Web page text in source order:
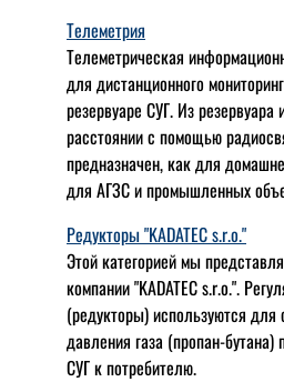
Телеметрия
Телеметрическая
для дистанционного
резервуаре СУГ. Из
расстоянии с помощью
предназначен, как для
для АГЗС и промышленных
Редукторы "KADATEC s.r.o."
Этой категорией мы
компании "KADATEC s.r.o.".
(редукторы) используются для
давления газа (пропан-
СУГ к потребителю.